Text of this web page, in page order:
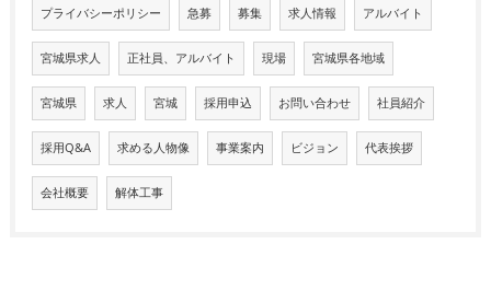
プライバシーポリシー 急募 募集 求人情報 アルバイト
宮城県求人 正社員、アルバイト 現場 宮城県各地域
宮城県 求人 宮城 採用申込 お問い合わせ 社員紹介
採用Q&A 求める人物像 事業案内 ビジョン 代表挨拶
会社概要 解体工事